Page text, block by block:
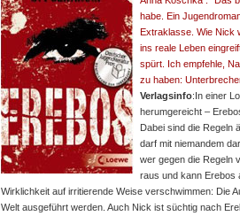
habe. Ein
Extraklasse. Wie Nick
ins reale Leben
spürt. Ich empfehle,
zu haben:
Verlagsinfo:In einer
herumgereicht –
Dabei sind die Regeln
darf mit niemandem
wer gegen die Regeln
raus und kann Erebos
Wirklichkeit auf irritierende Weise verschwimmen: Die
Welt ausgeführt werden. Auch Nick ist süchtig nach